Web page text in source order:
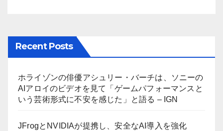
Recent Posts
ホライゾンの俳優アシュリー・バーチは、ソニーの
AIアロイのビデオを見て「ゲームパフォーマンスと
いう芸術形式に不安を感じた」と語る – IGN
JFrogとNVIDIAが提携し、安全なAI導入を強化